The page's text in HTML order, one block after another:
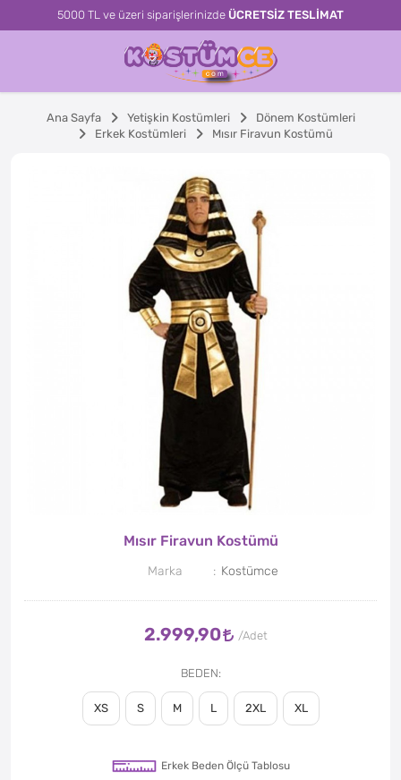
5000 TL ve üzeri siparişlerinizde ÜCRETSİZ TESLİMAT
Ana Sayfa Yetişkin Kostümleri
Dönem Kostümleri
Erkek Kostümleri
Mısır Firavun Kostümü
Mısır Firavun Kostümü
Marka Kostümce
2.999,90
BEDEN
XS S M L 2XL XL
Erkek Beden Ölçü Tablosu